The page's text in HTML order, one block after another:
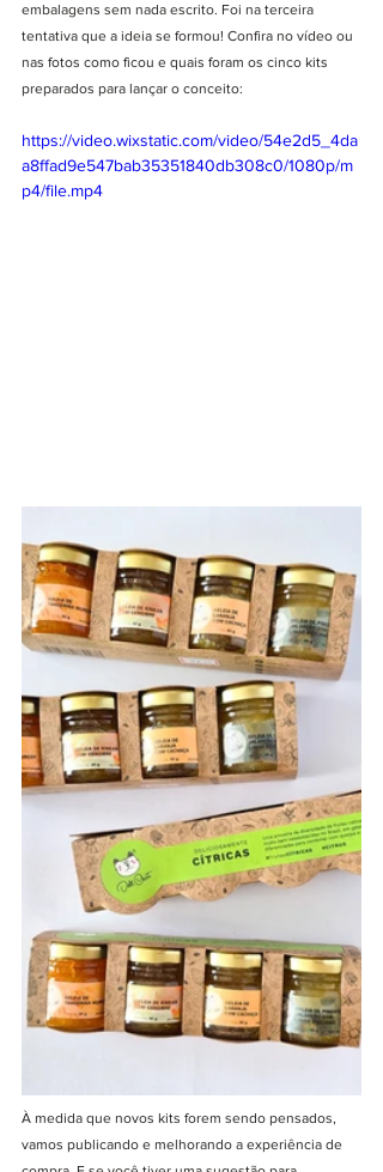
embalagens sem nada escrito. Foi na terceira
tentativa que a ideia se formou! Confira no vídeo ou
nas fotos como ficou e quais foram os cinco kits
preparados para lançar o conceito:
https://video.wixstatic.com/video/54e2d5_4da
a8ffad9e547bab35351840db308c0/1080p/m
p4/file.mp4
À medida que novos kits forem sendo pensados,
vamos publicando e melhorando a experiência de